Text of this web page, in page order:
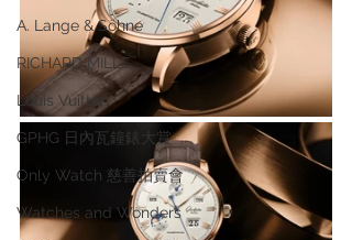
A. Lange & Söhne
RICHARD MILLE
Louis Vuitton
GPHG 日內瓦鐘錶大賞
Only Watch 慈善拍賣會
Watches and Wonders